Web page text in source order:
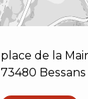
place de la
73480 Bessans